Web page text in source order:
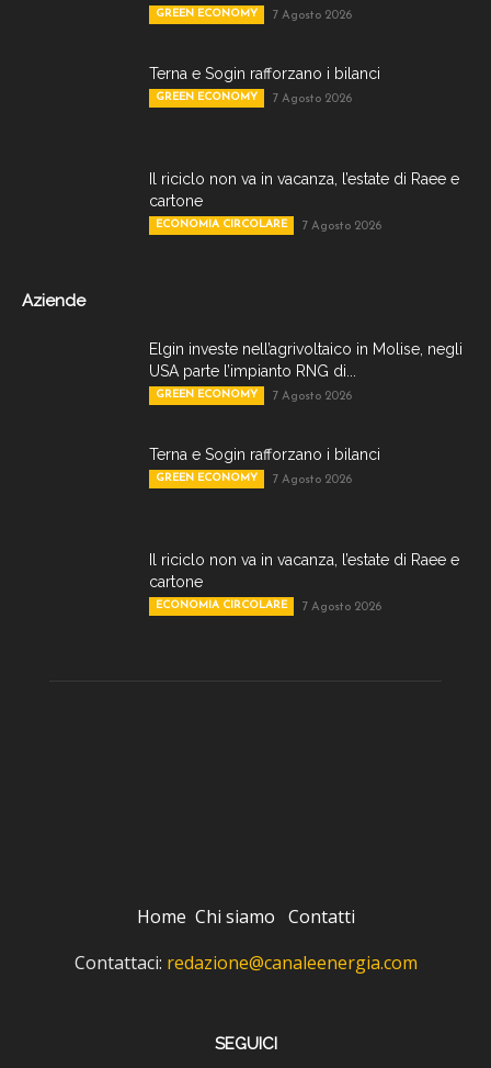
GREEN ECONOMY 7 Agosto 2026
Terna e Sogin rafforzano i bilanci
GREEN ECONOMY 7 Agosto 2026
Il riciclo non va in vacanza, l’estate di Raee e
cartone
ECONOMIA CIRCOLARE 7 Agosto 2026
Aziende
Elgin investe nell’agrivoltaico in Molise, negli
USA parte l’impianto RNG di...
GREEN ECONOMY 7 Agosto 2026
Terna e Sogin rafforzano i bilanci
GREEN ECONOMY 7 Agosto 2026
Il riciclo non va in vacanza, l’estate di Raee e
cartone
ECONOMIA CIRCOLARE 7 Agosto 2026
Home Chi siamo Contatti
Contattaci: redazione@canaleenergia.com
SEGUICI